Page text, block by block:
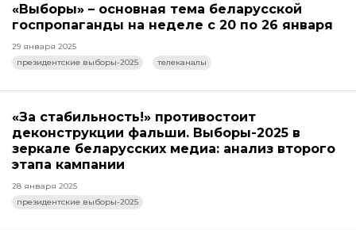
«Выборы» – основная тема беларусской
госпропаганды на неделе с 20 по 26 января
29 января 2025
президентские выборы-2025
телеканалы
«За стабильность!» противостоит
деконструкции фальши. Выборы-2025 в
зеркале беларусских медиа: анализ второго
этапа кампании
28 января 2025
президентские выборы-2025